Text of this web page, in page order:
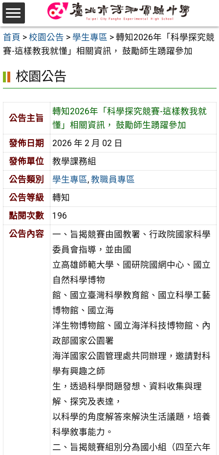
跳
至
主
要
區
首頁 > 校園公告 > 學生專區 > 轉知2026年「科學探究競
賽-這樣教我就懂」相關資訊， 鼓勵師生踴躍參加
校園公告
公告主旨
轉知2026年「科學探究競賽-這樣教我就
懂」相關資訊， 鼓勵師生踴躍參加
發佈日期
2026 年 2 月 02 日
發佈單位
教學課務組
公告類別
學生專區, 教職員專區
公告等級
轉知
點閱次數
196
公告內容
一、旨揭競賽由國教署、行政院國家科學
委員會指導，並由國
立高雄師範大學、國研院國網中心、國立
自然科學博物
館、國立臺灣科學教育館、國立科學工藝
博物館、國立海
洋生物博物館、國立海洋科技博物館、內
政部國家公園署
海洋國家公園管理處共同辦理，邀請對科
學有興趣之師
生，透過科學問題發想、資料收集與理
解、探究及表達，
以科學的角度解答來解決生活議題，培養
科學敘事能力。
二、旨揭競賽組別分為國小組（四至六年
選
單